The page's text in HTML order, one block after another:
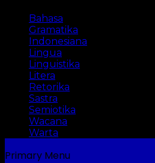
Bahasa
Gramatika
Indonesiana
Lingua
Linguistika
Litera
Retorika
Sastra
Semiotika
Wacana
Warta
Primary Menu